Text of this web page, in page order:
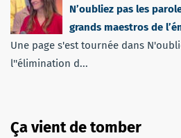
N’oubliez pas les
grands maestros de
Une page s'est tournée dans
l''élimination d...
Ça vient de tomber